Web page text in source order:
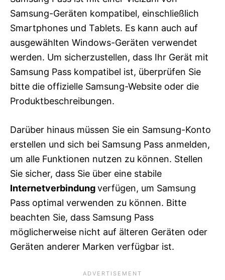
Samsung-Geräten kompatibel, einschließlich
Smartphones und Tablets. Es kann auch auf
ausgewählten Windows-Geräten verwendet
werden. Um sicherzustellen, dass Ihr Gerät mit
Samsung Pass kompatibel ist, überprüfen Sie
bitte die offizielle Samsung-Website oder die
Produktbeschreibungen.
Darüber hinaus müssen Sie ein Samsung-Konto
erstellen und sich bei Samsung Pass anmelden,
um alle Funktionen nutzen zu können. Stellen
Sie sicher, dass Sie über eine stabile
Internetverbindungverfügen, um Samsung
Pass optimal verwenden zu können. Bitte
beachten Sie, dass Samsung Pass
möglicherweise nicht auf älteren Geräten oder
Geräten anderer Marken verfügbar ist.